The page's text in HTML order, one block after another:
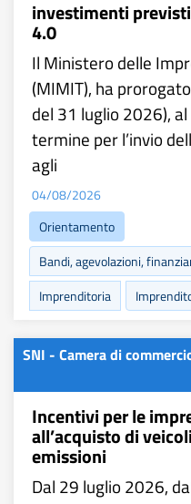
investimenti
4.0
Il Ministero delle
(MIMIT), ha
del 31 luglio 2026),
termine per l’invio
agli
04/08/2026
Orientamento
Bandi, agevolazioni,
Imprenditoria
SNI - Camera di
Incentivi per le
all’acquisto di
emissioni
Dal 29 luglio 2026,